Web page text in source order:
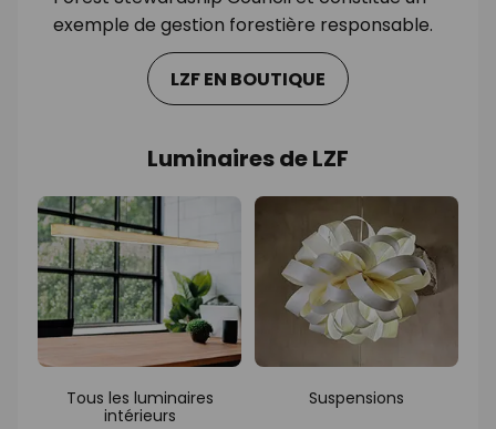
exemple de gestion forestière responsable.
LZF EN BOUTIQUE
Luminaires de LZF
Tous les luminaires
intérieurs
Suspensions